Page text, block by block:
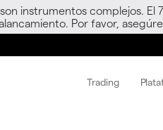
son instrumentos complejos.
Por favor,
Trading